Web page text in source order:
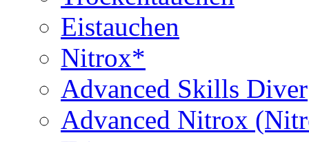
Eistauchen
Nitrox*
Advanced Skills Diver
Advanced Nitrox